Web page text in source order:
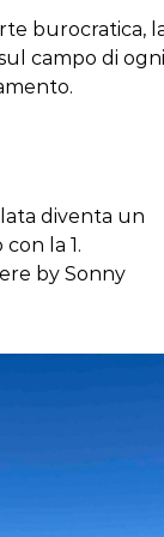
burocratica,
campo di ogni
diventa un
la 1.
by Sonny